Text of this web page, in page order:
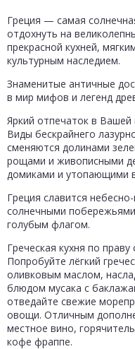
Греция — самая
отдохнуть на
прекрасной кухней,
культурным наследием.
Знаменитые античные
в мир мифов и легенд
Яркий отпечаток в Вашей
Виды бескрайнего
сменяются долинами
рощами и живописными
домиками и утопающими
Греция славится
солнечными
голубым флагом.
Греческая кухня по
Попробуйте лёгкий
оливковым маслом,
блюдом мусака с
отведайте свежие
овощи. Отличным
местное вино,
кофе фраппе.